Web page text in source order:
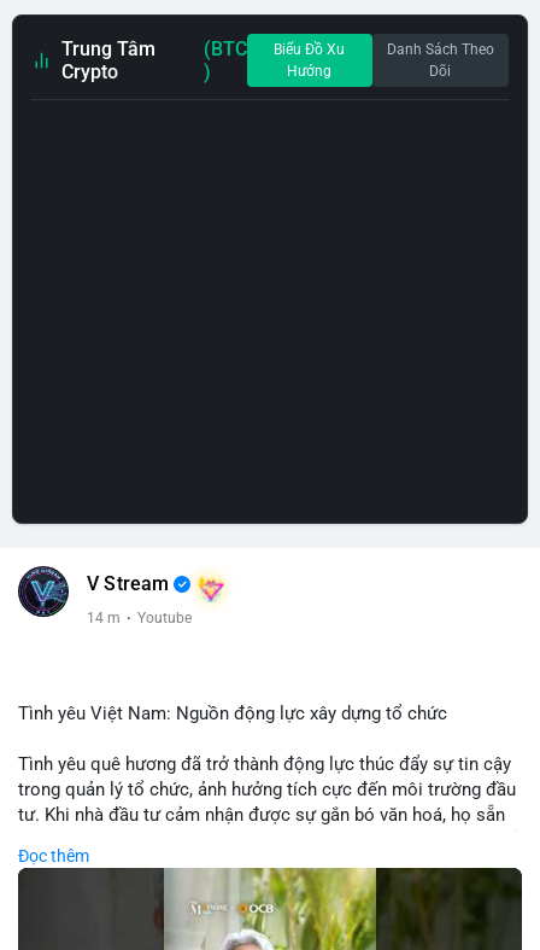
Trung Tâm
Crypto
(BTC
)
Biểu Đồ Xu
Hướng
Danh Sách Theo
Dõi
V Stream
14 m · Youtube
Tình yêu Việt Nam: Nguồn động lực xây dựng tổ chức
Tình yêu quê hương đã trở thành động lực thúc đẩy sự tin cậy
trong quản lý tổ chức, ảnh hưởng tích cực đến môi trường đầu
tư. Khi nhà đầu tư cảm nhận được sự gắn bó văn hoá, họ sẵn
các công ty blockchain và tiền mã hoá. Sự tăng cường niềm
tin này giúp giảm rủi ro thị trường, cải thiện chi phí vốn và thúc
đẩy sự phát triển bền vững của ngành công nghệ tài chính. Các
nhà quản lý cần khai thác tinh thần này để xây dựng chiến lược
Đọc thêm